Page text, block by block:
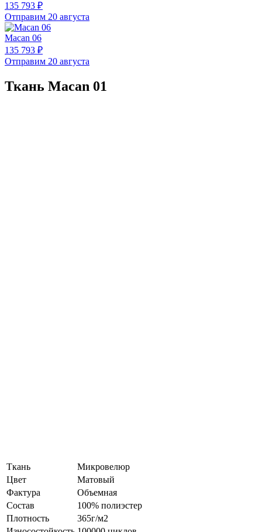
135 793 ₽
Отправим 20 августа
Macan 06
135 793 ₽
Отправим 20 августа
Ткань Macan 01
Ткань
Микровелюр
Цвет
Матовый
Фактура
Объемная
Состав
100% полиэстер
Плотность
365г/м2